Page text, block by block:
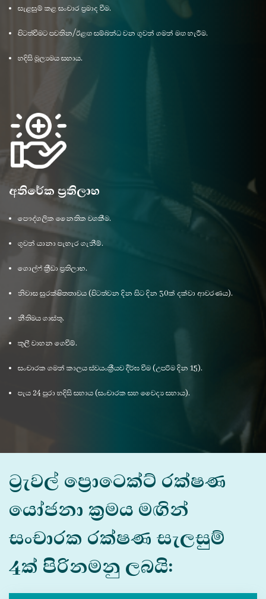
සැළසුම් කළ සංචාර ප්‍රමාද වීම.
පිටත්වීමට පවතින/ඊළඟ සම්බන්ධ වන ගුවන් ගමන් මඟ හැරීම.
හදිසි මූල්‍යමය සහාය.
අතිරේක ප්‍රතිලාභ
පෞද්ගලික නෛතික වගකීම.
ගුවන්‍ යානා පැහැර ගැනීම්.
ගොල්ෆ් ක්‍රීඩා ප්‍රතිලාභ.
නිවාස සුරක්ෂිතතාවය (පිටත්වන දින සිට දින 30ක් දක්වා ආවරණය).
නීතිමය ගාස්තු.
කුලී වාහන ගෙවීම්.
සංචාරක ගමන් කාලය ස්වයංක්‍රීයව දීර්ඝ වීම (උපරිම දින 15).
පැය 24 පුරා හදිසි සහාය (සංචාරක සහ වෛද්‍ය සහාය).
ට්‍රැවල් ප්‍රොටෙක්ට් රක්ෂණ
යෝජනා ක්‍රමය මඟින්
සංචාරක රක්ෂණ සැලසුම්
4ක් පිරිනමනු ලබයි: